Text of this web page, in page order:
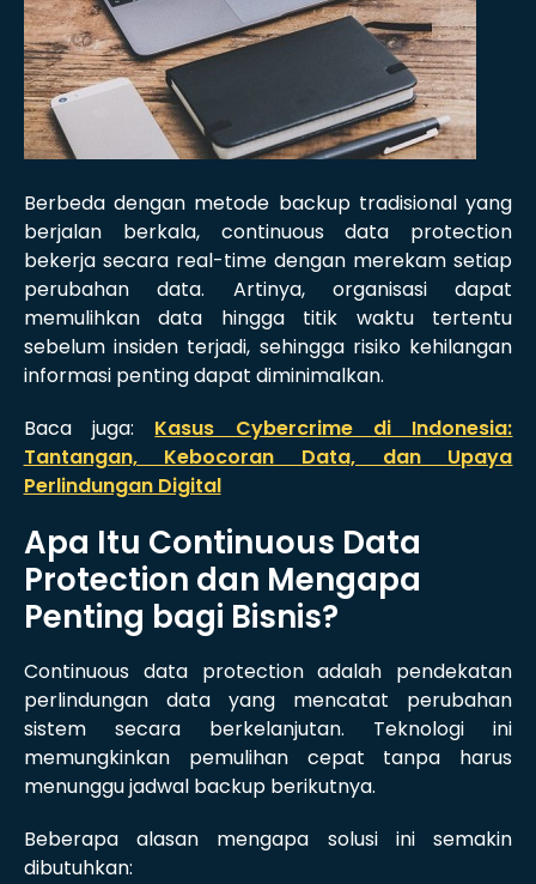
Berbeda dengan metode backup tradisional yang
berjalan berkala, continuous data protection
bekerja secara real-time dengan merekam setiap
perubahan data. Artinya, organisasi dapat
memulihkan data hingga titik waktu tertentu
sebelum insiden terjadi, sehingga risiko kehilangan
informasi penting dapat diminimalkan.
Baca juga: Kasus Cybercrime di Indonesia:
Tantangan, Kebocoran Data, dan Upaya
Perlindungan Digital
Apa Itu Continuous Data
Protection dan Mengapa
Penting bagi Bisnis?
Continuous data protection adalah pendekatan
perlindungan data yang mencatat perubahan
sistem secara berkelanjutan. Teknologi ini
memungkinkan pemulihan cepat tanpa harus
menunggu jadwal backup berikutnya.
Beberapa alasan mengapa solusi ini semakin
dibutuhkan: